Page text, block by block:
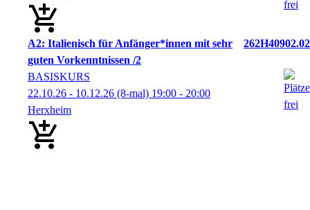
A2: Italienisch für Anfänger*innen mit sehr
guten Vorkenntnissen /2
262H40902.02
BASISKURS
22.10.26 - 10.12.26 (8-mal) 19:00 - 20:00
Herxheim